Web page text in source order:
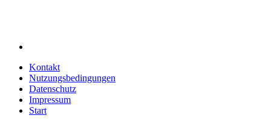
Kontakt
Nutzungsbedingungen
Datenschutz
Impressum
Start